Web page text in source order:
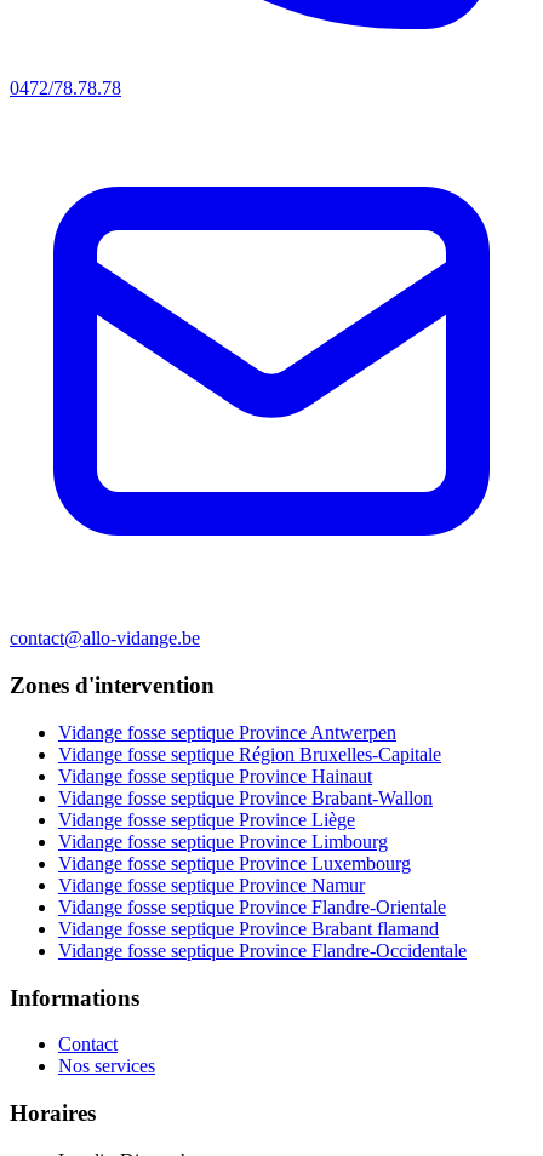
0472/78.78.78
contact@allo-vidange.be
Zones d'intervention
Vidange fosse septique Province Antwerpen
Vidange fosse septique Région Bruxelles-Capitale
Vidange fosse septique Province Hainaut
Vidange fosse septique Province Brabant-Wallon
Vidange fosse septique Province Liège
Vidange fosse septique Province Limbourg
Vidange fosse septique Province Luxembourg
Vidange fosse septique Province Namur
Vidange fosse septique Province Flandre-Orientale
Vidange fosse septique Province Brabant flamand
Vidange fosse septique Province Flandre-Occidentale
Informations
Contact
Nos services
Horaires